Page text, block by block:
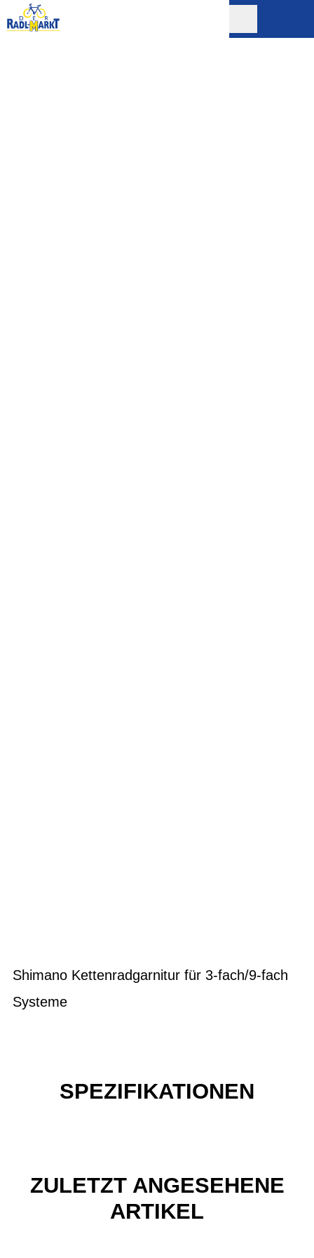
Shimano Kettenradgarnitur für 3-fach/9-fach
Systeme
SPEZIFIKATIONEN
ZULETZT ANGESEHENE
ARTIKEL